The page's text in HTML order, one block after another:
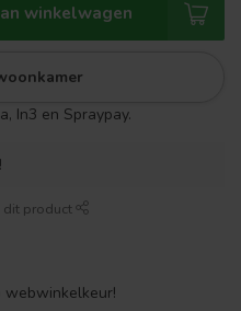
winkelwagen
In3 en Spraypay.
dit product
webwinkelkeur!